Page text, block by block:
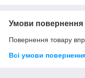
Умови повернення
Повернення товару
Всі умови